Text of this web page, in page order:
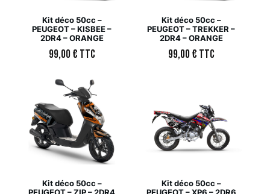
Kit déco 50cc –
PEUGEOT – KISBEE –
2DR4 – ORANGE
99,00€ TTC
Kit déco 50cc –
PEUGEOT – TREKKER –
2DR4 – ORANGE
99,00€ TTC
Kit déco 50cc –
PEUGEOT – ZIP – 2DR4
Kit déco 50cc –
PEUGEOT – XP6 – 2DR6